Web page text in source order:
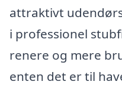
attraktivt
i professionel
renere og mere
enten det er til